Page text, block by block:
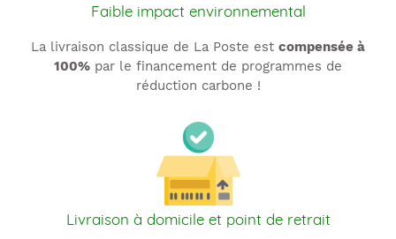
Faible impact environnemental
La livraison classique de La Poste est compensée à
100% par le financement de programmes de
réduction carbone !
Livraison à domicile et point de retrait